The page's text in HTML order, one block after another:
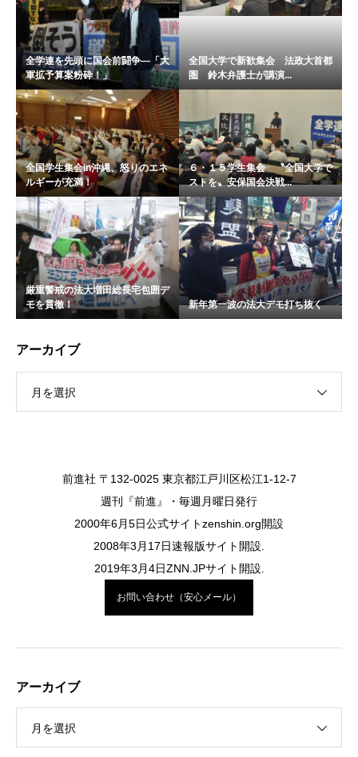
全学連を先頭に国会前闘争―「大
軍拡予算案粉砕！」
全国大学で新歓集会 法政大首都
圏 鈴木弁護士が講演...
全国学生集会in沖縄、怒りのエネ
ルギーが充満！
６・１５学生集会 〝全国大学で
ストを〟安保国会決戦...
厳重警戒の法大増田総長宅包囲デ
モを貫徹！
新年第一波の法大デモ打ち抜く
アーカイブ
月を選択
前進社 〒132-0025 東京都江戸川区松江1-12-7
週刊『前進』・毎週月曜日発行
2000年6月5日公式サイトzenshin.org開設
2008年3月17日速報版サイト開設.
2019年3月4日ZNN.JPサイト開設.
お問い合わせ（安心メール）
アーカイブ
月を選択